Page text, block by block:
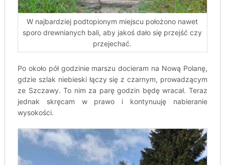
W najbardziej podtopionym miejscu położono nawet
sporo drewnianych bali, aby jakoś dało się przejść czy
przejechać.
Po około pół godzinie marszu docieram na Nową Polanę,
gdzie szlak niebieski łączy się z czarnym, prowadzącym
ze Szczawy. To nim za parę godzin będę wracał. Teraz
jednak skręcam w prawo i kontynuuję nabieranie
wysokości.